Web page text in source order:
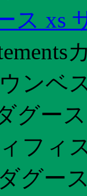
ス xs
ンベ
グー
フィ
グー